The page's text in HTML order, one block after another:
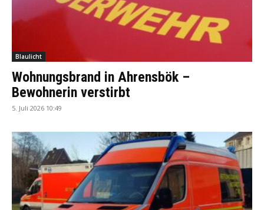
Blaulicht
Wohnungsbrand in Ahrensbök –
Bewohnerin verstirbt
5. Juli 2026 10:49